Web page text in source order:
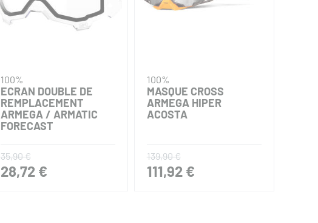
100%
ECRAN DOUBLE DE
REMPLACEMENT
ARMEGA / ARMATIC
FORECAST
35,90 €
28,72 €
100%
MASQUE CROSS
ARMEGA HIPER
ACOSTA
139,90 €
111,92 €